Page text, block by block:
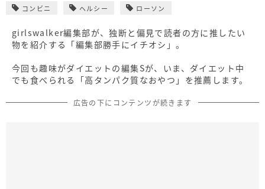
コンビニ ヘルシー ローソン
girlswalker編集部が、独断と偏見で読者の方に推したい
物を紹介する「編集部勝手にイチオシ」。
今回も趣味がダイエットの編集Sが、いま、ダイエット中
でも食べられる「高タンパク質なおやつ」を推薦します。
広告の下にコンテンツが続きます